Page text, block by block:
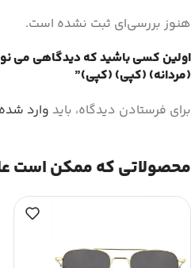
هنوز بررسی‌ای ثبت نشده است.
(مردانه) (کپی) (کپی)”
برای فرستادن دیدگاه، باید وارد شده
محصولاتی که ممکن است